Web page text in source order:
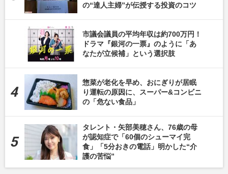
の“達人主婦”が伝授する投資のコツ
市議会議員の平均年収は約700万円！
ドラマ『銀河の一票』のように「あ
なたが立候補」という選択肢
惣菜が老化を早め、おにぎりが居眠
り運転の原因に、スーパー&コンビニ
の「危ない食品」
タレント・矢部美穂さん、76歳の母
が認知症で「60個のシューマイ完
食」「5分おきの電話」明かした“介
護の苦悩”